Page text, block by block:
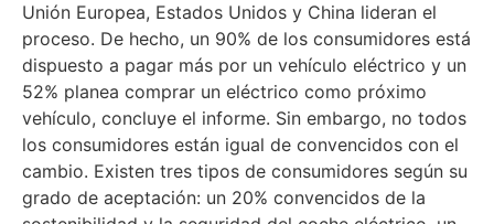
Unión Europea, Estados Unidos y China lideran el
proceso. De hecho, un 90% de los consumidores está
dispuesto a pagar más por un vehículo eléctrico y un
52% planea comprar un eléctrico como próximo
vehículo, concluye el informe. Sin embargo, no todos
los consumidores están igual de convencidos con el
cambio. Existen tres tipos de consumidores según su
grado de aceptación: un 20% convencidos de la